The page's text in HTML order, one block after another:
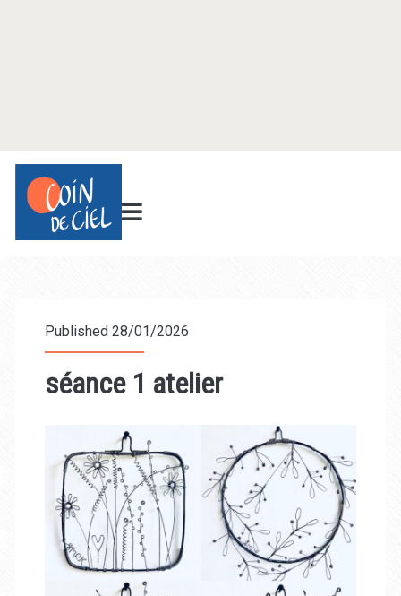
Published 28/01/2026
séance 1 atelier